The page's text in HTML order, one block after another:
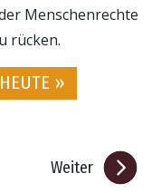
Menschenrechte
rücken.
»
Weiter